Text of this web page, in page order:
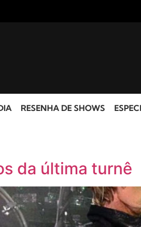
RESENHA DE SHOWS
da última turnê